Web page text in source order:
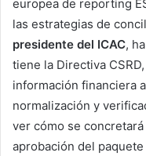
europea de reporting
las estrategias de
presidente del ICAC,
tiene la Directiva
información financiera
normalización y
ver cómo se
aprobación del